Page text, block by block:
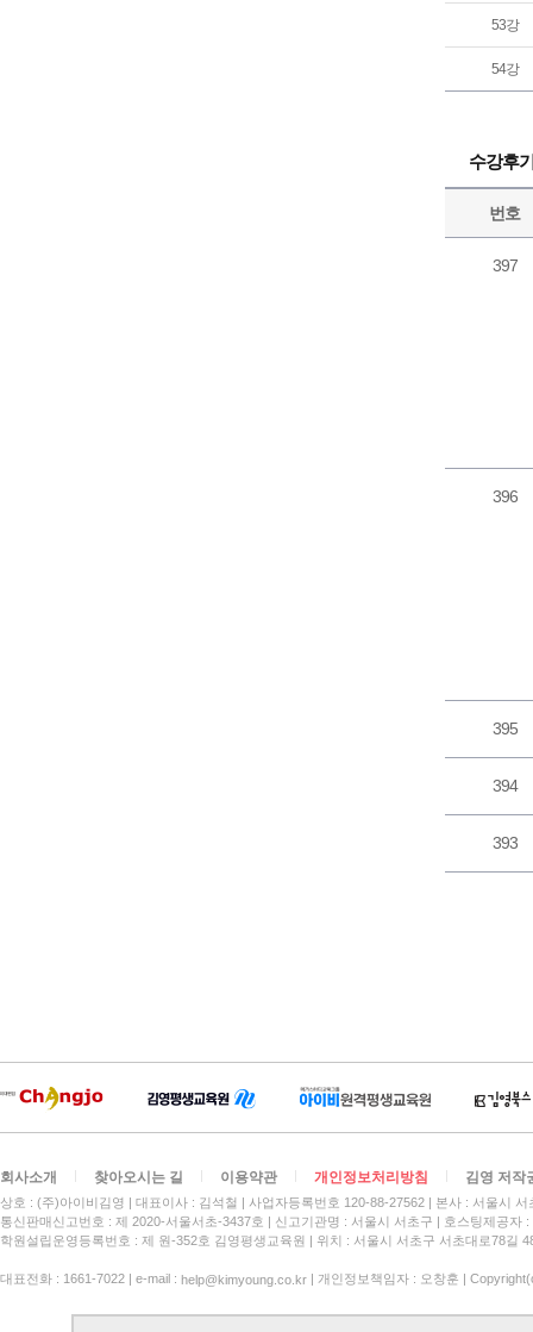
53강
54강
수강후
번호
397
396
395
394
393
회사소개 찾아오시는 길 이용약관 개인정보처리방침 김영 저작
상호 : (주)아이비김영 대표이사 : 김석철 사업자등록번호 120-88-27562
본사 : 서울시
통신판매신고번호 : 제 2020-서울서초-3437호
신고기관명 : 서울시 서초구
호스팅제공자
학원설립운영등록번호 : 제 원-352호 김영평생교육원 | 위치 : 서울시 서초구 서초대로78길
대표전화 : 1661-7022 | e-mail : help@kimyoung.co.kr | 개인정보책임자 : 오창훈 |